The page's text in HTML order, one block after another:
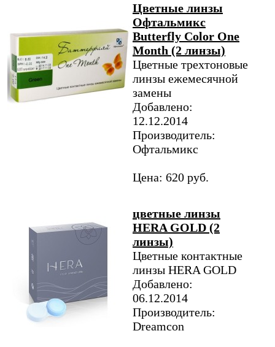
Цветные линзы
Офтальмикс
Butterfly Color One
Month (2 линзы)
Цветные трехтоновые
линзы ежемесячной
замены
Добавлено:
12.12.2014
Производитель:
Офтальмикс
Цена: 620 руб.
цветные линзы
HERA GOLD (2
линзы)
Цветные контактные
линзы HERA GOLD
Добавлено:
06.12.2014
Производитель:
Dreamcon